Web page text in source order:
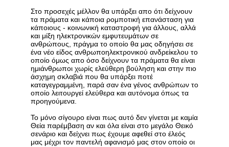
Στο προσεχές μέλλον θα υπάρξει απο ότι δείχνουν
τα πράματα και κάποια ρομποτική επανάσταση για
κάποιους - κοινωνική καταστροφή για άλλους, αλλά
και μίξη ηλεκτρονικών εμφυτευμάτων σε
ανθρώπους, πράγμα το οποίο θα μας οδηγήσει σε
ένα νέο είδος ανθρωποηλεκτρονικού ανδρείκελου το
οποίο όμως απο όσο δείχνουν τα πράματα θα είναι
ημιάνθρωποι χωρίς ελεύθερη βούληση και στην πιο
άσχημη σκλαβιά που θα υπάρξει ποτέ
καταγεγραμμένη, παρά σαν ένα γένος ανθρώπων το
οποίο λειτουργεί ελεύθερα και αυτόνομα όπως τα
προηγούμενα.
Το μόνο σίγουρο είναι πως αυτό δεν γίνεται με καμία
Θεία παρέμβαση αν και όλα είναι στο μεγάλο Θεικό
σενάριο και δείχνει πως έχουμε αφεθεί στο έλεός
μας μέχρι τον παντελή αφανισμό μας στον οποίο οι